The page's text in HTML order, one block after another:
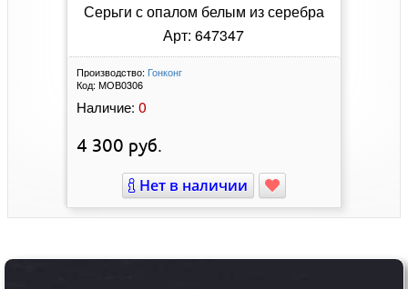
Серьги с опалом белым из серебра
Арт: 647347
Производство: Гонконг
Код: МОВ0306
Наличие: 0
4 300 руб.
Нет в наличии